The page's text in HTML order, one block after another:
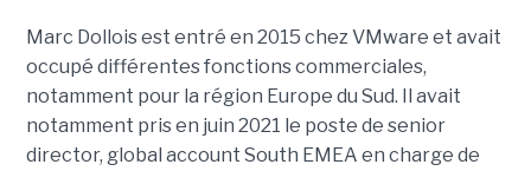
Marc Dollois est entré en 2015 chez VMware et avait
occupé différentes fonctions commerciales,
notamment pour la région Europe du Sud. Il avait
notamment pris en juin 2021 le poste de senior
director, global account South EMEA en charge de